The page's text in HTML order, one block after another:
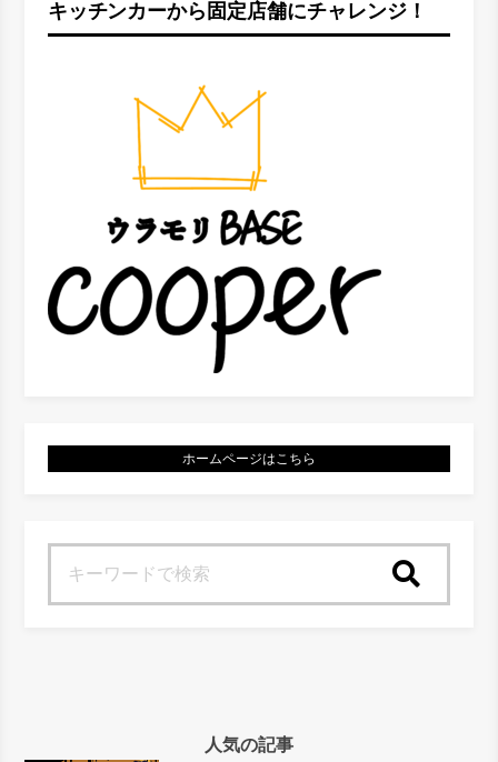
キッチンカーから固定店舗にチャレンジ！
ホームページはこちら
人気の記事